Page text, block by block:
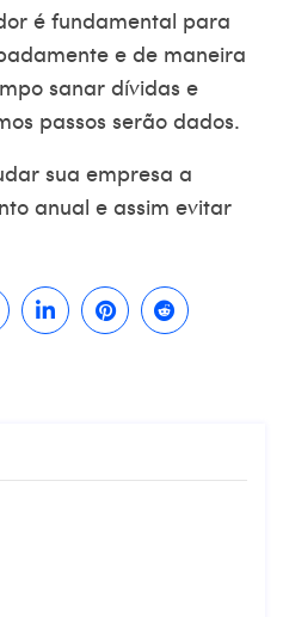
é fundamental para
e de maneira
sanar dívidas e
passos serão dados.
sua empresa a
anual e assim evitar